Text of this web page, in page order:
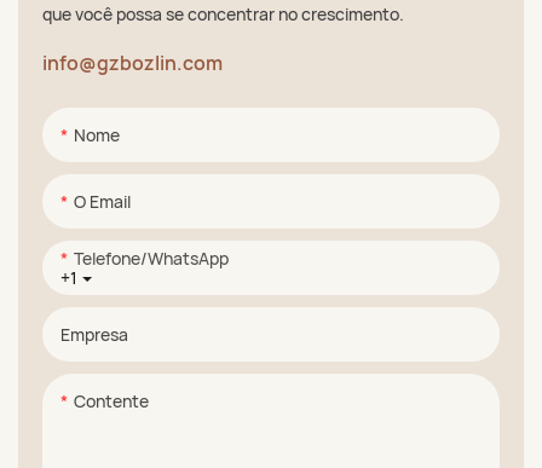
que você possa se concentrar no crescimento.
info@gzbozlin.com
Nome
O Email
+1
Telefone/WhatsApp
Empresa
Contente